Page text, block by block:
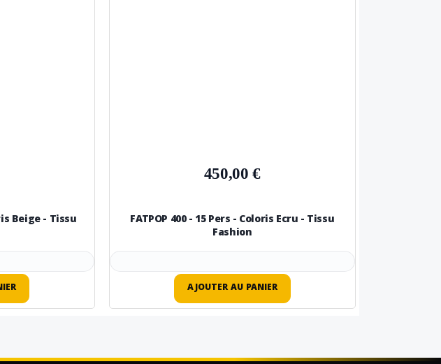
Beige - Tissu
450,00 €
FATPOP 400 - 15 Pers - Coloris Ecru - Tissu
Fashion
AJOUTER AU PANIER